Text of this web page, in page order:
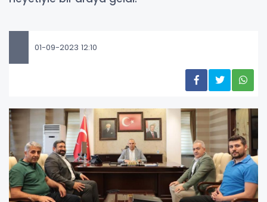
01-09-2023 12:10